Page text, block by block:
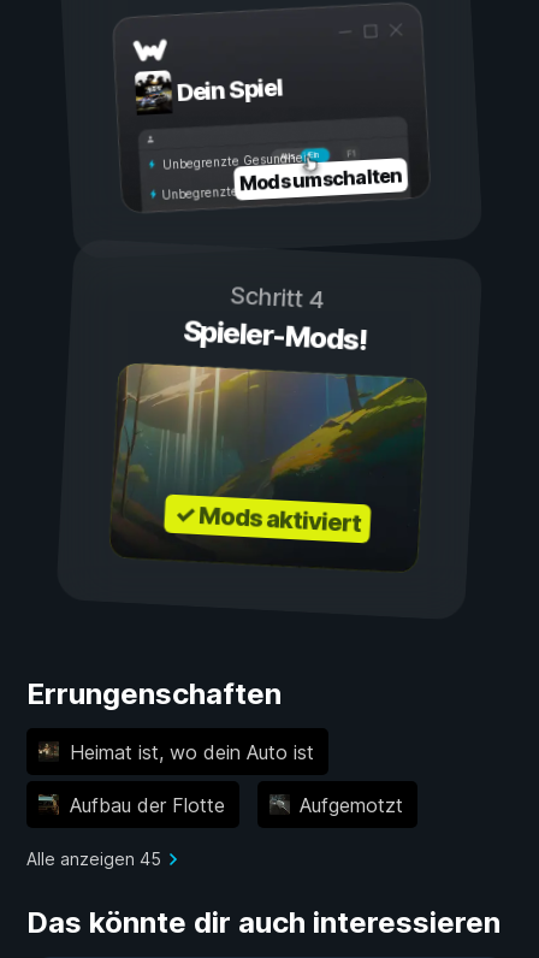
Dein Spiel
Ein
Aus
Unbegrenzte Gesundheit
Unbegrenzte AusdauerMods umschalten
Schritt 4
Spieler-Mods!
✓ Mods aktiviert
Errungenschaften
Heimat ist, wo dein Auto ist
Aufbau der Flotte Aufgemotzt
Alle anzeigen 45
Das könnte dir auch interessieren